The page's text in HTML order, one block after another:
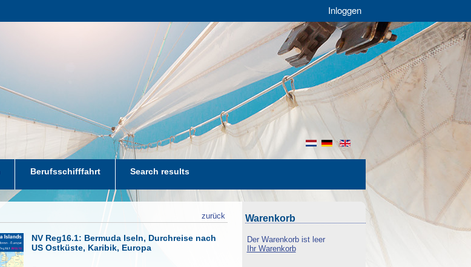
Inloggen
en
de
nl
Berufsschifffahrt Search results
zurück
NV Reg16.1: Bermuda Iseln, Durchreise nach
US Ostküste, Karibik, Europa
Warenkorb
Der Warenkorb ist leer
Ihr Warenkorb